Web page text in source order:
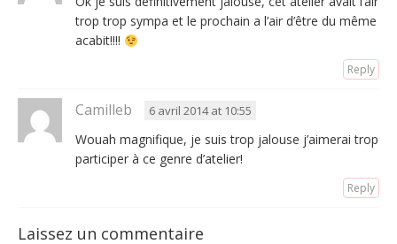
trop trop sympa et le prochain a l’air d’être du même
acabit!!!!
Reply
Camilleb 6 avril 2014 at 10:55
Wouah magnifique, je suis trop jalouse j’aimerai trop
participer à ce genre d’atelier!
Reply
Laissez un commentaire